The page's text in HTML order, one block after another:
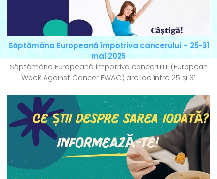
Săptămâna Europeană împotriva cancerului – 25-31
mai 2025
Săptămâna Europeană împotriva cancerului (European
Week Against Cancer EWAC) are loc între 25 și 31